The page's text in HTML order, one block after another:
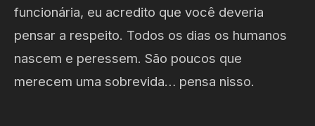
funcionária, eu acredito que você deveria
pensar a respeito. Todos os dias os humanos
nascem e peressem. São poucos que
merecem uma sobrevida… pensa nisso.